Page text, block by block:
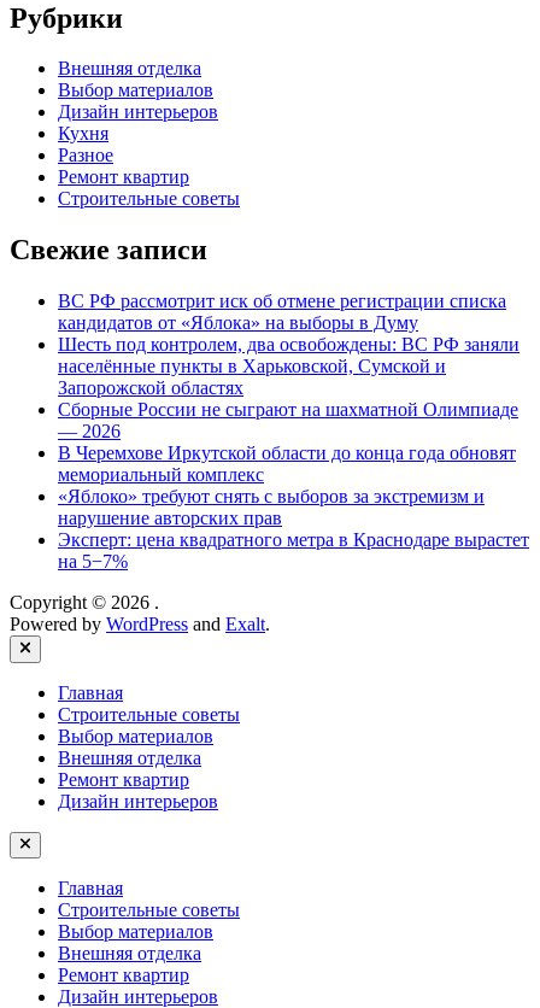
Рубрики
Внешняя отделка
Выбор материалов
Дизайн интерьеров
Кухня
Разное
Ремонт квартир
Строительные советы
Свежие записи
ВС РФ рассмотрит иск об отмене регистрации списка
кандидатов от «Яблока» на выборы в Думу
Шесть под контролем, два освобождены: ВС РФ заняли
населённые пункты в Харьковской, Сумской и
Запорожской областях
Сборные России не сыграют на шахматной Олимпиаде
— 2026
В Черемхове Иркутской области до конца года обновят
мемориальный комплекс
«Яблоко» требуют снять с выборов за экстремизм и
нарушение авторских прав
Эксперт: цена квадратного метра в Краснодаре вырастет
на 5−7%
Copyright © 2026 .
Powered by WordPress and Exalt.
Close
Главная
Строительные советы
Выбор материалов
Внешняя отделка
Ремонт квартир
Дизайн интерьеров
Главная
Строительные советы
Выбор материалов
Внешняя отделка
Ремонт квартир
Дизайн интерьеров